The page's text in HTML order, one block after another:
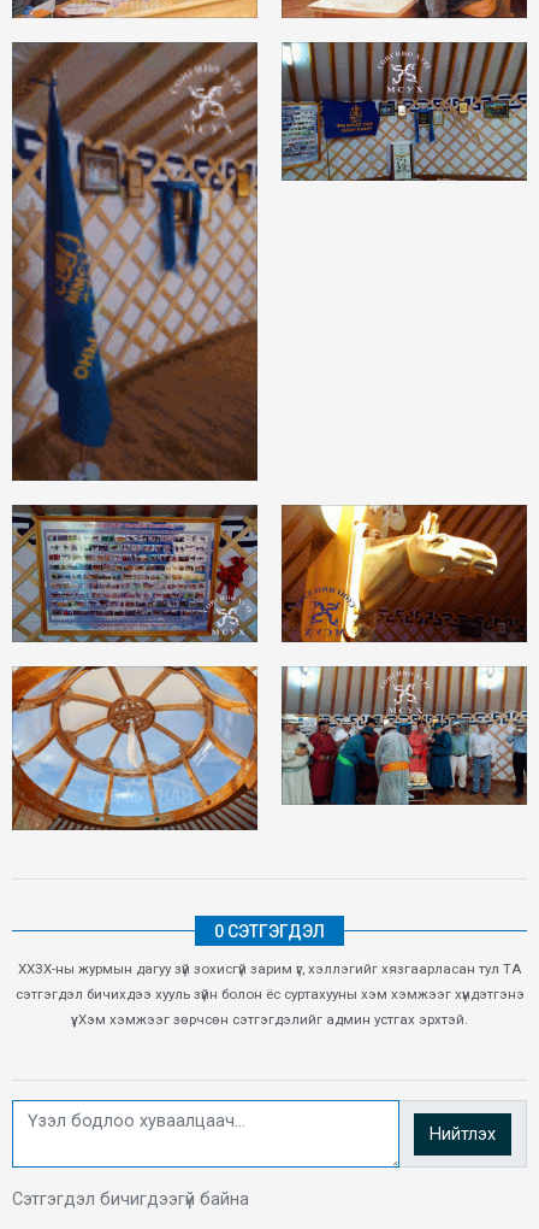
0 СЭТГЭГДЭЛ
ХХЗХ-ны журмын дагуу зүй зохисгүй зарим үг, хэллэгийг хязгаарласан тул ТА
сэтгэгдэл бичихдээ хууль зүйн болон ёс суртахууны хэм хэмжээг хүндэтгэнэ
үү. Хэм хэмжээг зөрчсөн сэтгэгдэлийг админ устгах эрхтэй.
Нийтлэх
Сэтгэгдэл бичигдээгүй байна